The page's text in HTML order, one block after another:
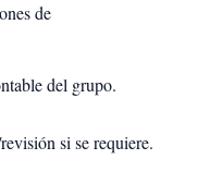
de
del grupo.
si se requiere.